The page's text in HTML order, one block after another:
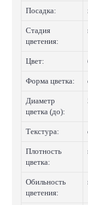
Посадка:
Стадия
цветения:
Цвет:
Форма цветка:
Диаметр
цветка (до):
Текстура:
Плотность
цветка:
Обильность
цветения: